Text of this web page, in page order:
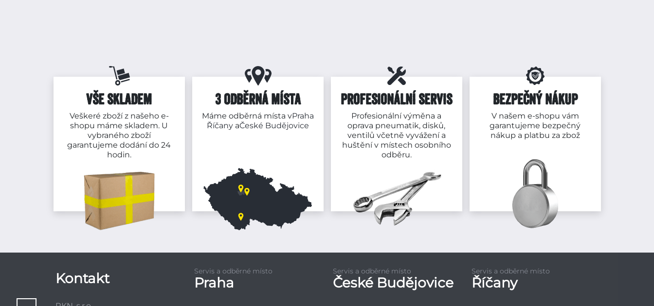
VŠE SKLADEM
Veškeré zboží z našeho e-
shopu máme skladem. U
vybraného zboží
garantujeme dodání do 24
hodin.
3 ODBĚRNÁ MÍSTA
Máme odběrná místa vPraha
ŘíčanyaČeské Budějovice
PROFESIONÁLNÍ SERVIS
Profesionální výměna a
oprava pneumatik, disků,
ventilů včetně vyvážení a
huštění v místech osobního
odběru.
BEZPEČNÝ NÁKUP
V našem e-shopu vám
garantujeme bezpečný
nákup a platbu za zbož
Kontakt Servis a odběrné místo
Praha
Servis a odběrné místo
České Budějovice
Servis a odběrné místo
Říčany